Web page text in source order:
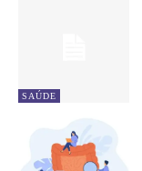
SAÚDE